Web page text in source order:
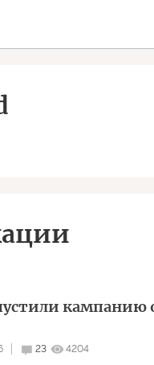
кампанию
23 4204